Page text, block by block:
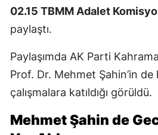
02.15 TBMM Adalet
paylaştı.
Paylaşımda AK Parti
Prof. Dr. Mehmet Şahin’in
çalışmalara katıldığı görüldü.
Mehmet Şahin de